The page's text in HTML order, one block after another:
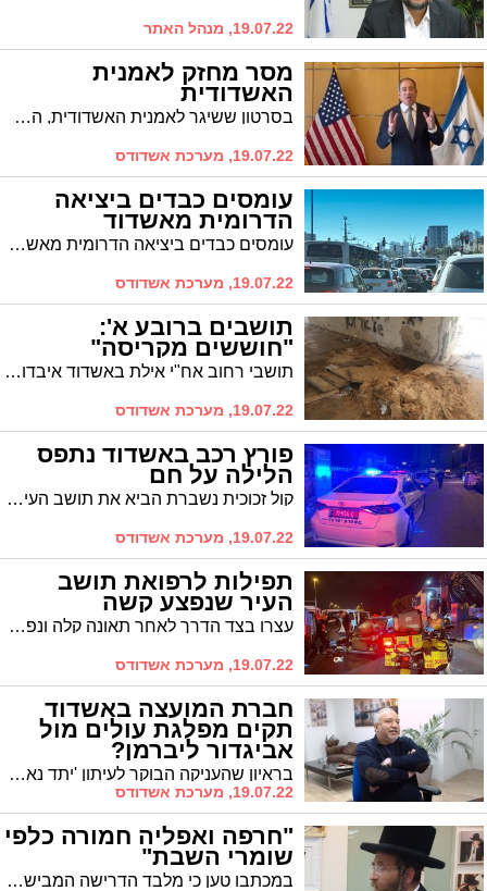
19.07.22, מנהל האתר
מסר מחזק לאמנית
האשדודית
בסרטון ששיגר לאמנית האשדודית, השגריר האמריקני טום ניידס מגלה כי הנשיא העריך את עמידתה של האמנית על עקרונותיה: "הנשיא היה אסיר תודה היית נאמנה לאמונה שלך". קידוש ה'
19.07.22, מערכת אשדודס
עומסים כבדים ביציאה
הדרומית מאשדוד
עומסים כבדים ביציאה הדרומית מאשדוד לכיוון דרום בעקבות עבודות שמבוצעות בצומת אמונים. פקקים כבדים נרשמים גם בכניסה לעיר
19.07.22, מערכת אשדודס
תושבים ברובע א':
"חוששים מקריסה"
תושבי רחוב אח"י אילת באשדוד איבדו תקווה נוכח הבניינים המוזנחים והמסוכנים שהם נותרו לחיות בהם. ברחוב מתוכנן פינוי-בינוי, אלא ש-12 שנה חלפו מאז שחתמו מול היזם ואישור התכנית אינו נראה באופק. אתמול הם יצאו להפגין
19.07.22, מערכת אשדודס
פורץ רכב באשדוד נתפס
הלילה על חם
קול זכוכית נשברת הביא את תושב העיר לדווח על אירוע חריג באשדוד. תגובה מהירה של שוטרי אשדוד הובילה למעצר חשוד על חם בהתפרצות לרכב ברובע א' בעיר
19.07.22, מערכת אשדודס
תפילות לרפואת תושב
העיר שנפצע קשה
עצרו בצד הדרך לאחר תאונה קלה ונפגעו מרכב חולף - התאונה הקשה מאוד בליל ראשון בכביש 4 סמוך למחלף יבנה, אחד הפצועים קשה מאוד הוא דמות מוכרת מאוד באשדוד. מאז התאונה הוא מורדם ומונשם ומצבו מוסיף להיות קשה
19.07.22, מערכת אשדודס
חברת המועצה באשדוד
תקים מפלגת עולים מול
אביגדור ליברמן?
בראיון שהעניקה הבוקר לעיתון 'יתד נאמן' מספרת ווינשטיין כי הצעה כזו עלתה על השולחן. "לפי שעה עדיין פסלתי אבל שוקלת את כל האופציות", הבהירה ותקפה את ליברמן: "הציבור הרוסי כבר לא קונה את הסיפור לפיו 'החרדים אשמים ביוקר המחיה'"
19.07.22, מערכת אשדודס
"חרפה ואפליה חמורה כלפי
שומרי השבת"
במכתבו טען כי מלבד הדרישה המבישה להעסיק יהודים בשבת, תנאי המכרז יוצרים אפליה חמורה כלפי מועמדים המבקשים לשמור שבת